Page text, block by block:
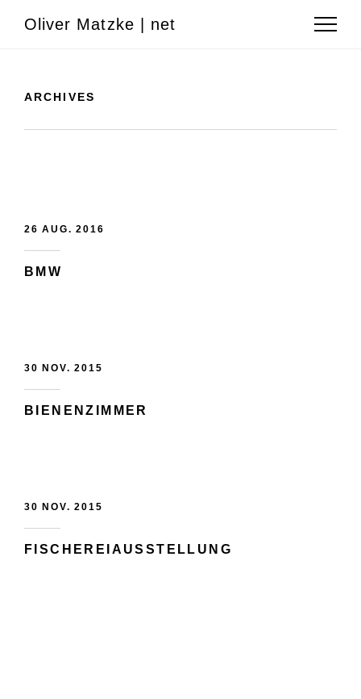
Oliver Matzke | net
ARCHIVES
26 AUG. 2016
BMW
30 NOV. 2015
BIENENZIMMER
30 NOV. 2015
FISCHEREIAUSSTELLUNG